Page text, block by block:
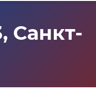
Санкт-